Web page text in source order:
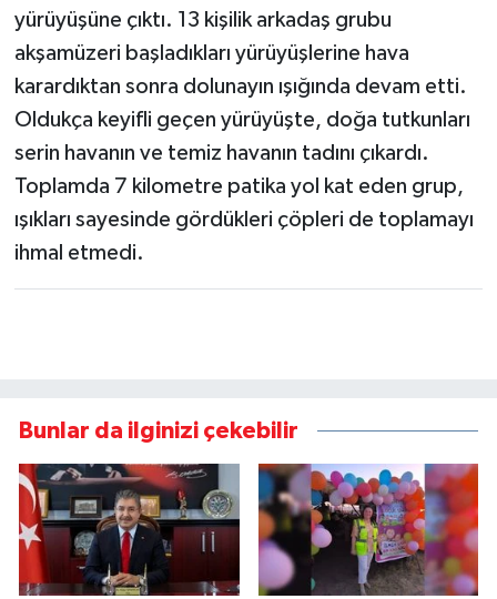
yürüyüşüne çıktı. 13 kişilik arkadaş grubu
akşamüzeri başladıkları yürüyüşlerine hava
karardıktan sonra dolunayın ışığında devam etti.
Oldukça keyifli geçen yürüyüşte, doğa tutkunları
serin havanın ve temiz havanın tadını çıkardı.
Toplamda 7 kilometre patika yol kat eden grup,
ışıkları sayesinde gördükleri çöpleri de toplamayı
ihmal etmedi.
Bunlar da ilginizi çekebilir